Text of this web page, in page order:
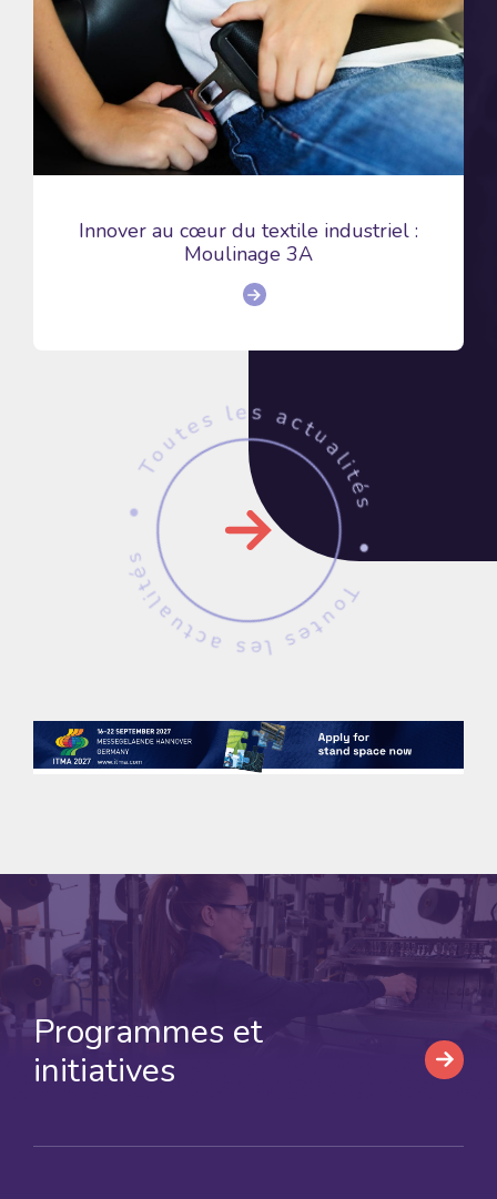
Innover au cœur du textile industriel :
Moulinage 3A
Programmes et
initiatives